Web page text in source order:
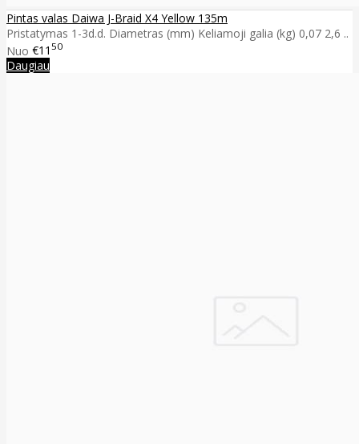
Pintas valas Daiwa J-Braid X4 Yellow 135m
Pristatymas 1-3d.d. Diametras (mm) Keliamoji galia (kg) 0,07 2,6 ..
Nuo €11 50
Daugiau